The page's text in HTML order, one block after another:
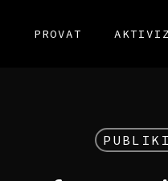
PROVAT